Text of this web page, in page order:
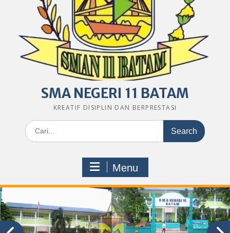
SMA NEGERI 11 BATAM
KREATIF DISIPLIN DAN BERPRESTASI
Search
for:
Menu